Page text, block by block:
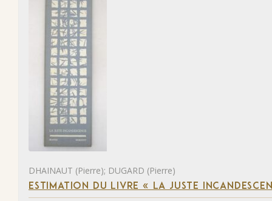
DHAINAUT (Pierre); DUGARD (Pierre)
ESTIMATION DU LIVRE « LA JUSTE